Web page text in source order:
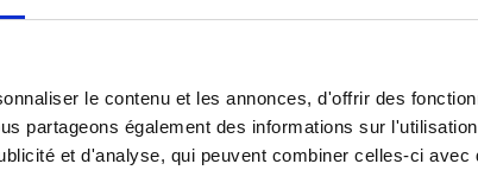
le contenu et les annonces, d'offrir des
partageons également des informations sur
et d'analyse, qui peuvent combiner celles-ci avec
du